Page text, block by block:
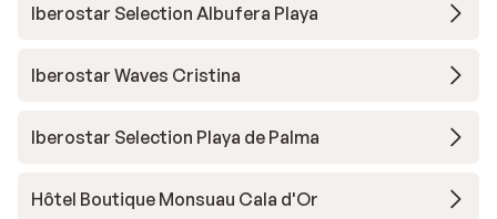
Iberostar Selection Albufera Playa
Iberostar Waves Cristina
Iberostar Selection Playa de Palma
Hôtel Boutique Monsuau Cala d'Or